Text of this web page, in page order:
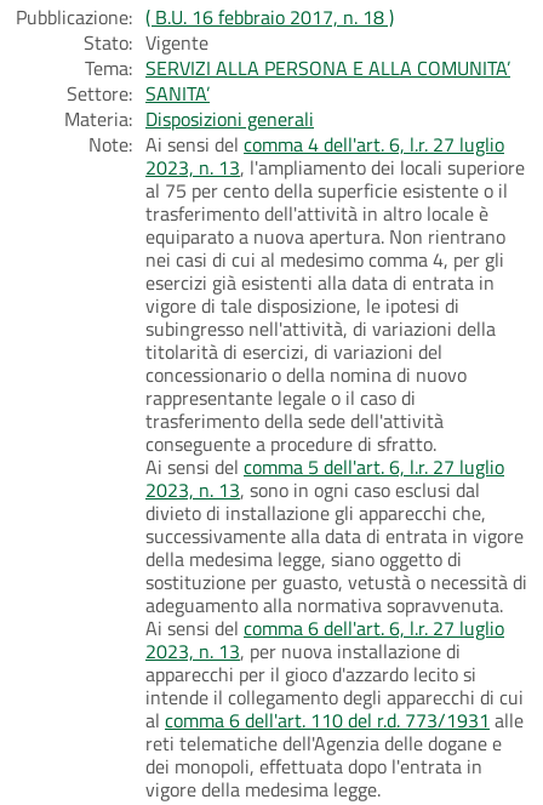
Pubblicazione: ( B.U. 16 febbraio 2017, n. 18 )
Stato: Vigente
Tema: SERVIZI ALLA PERSONA E ALLA COMUNITA’
Settore: SANITA’
Materia: Disposizioni generali
Note: Ai sensi del comma 4 dell'art. 6, l.r. 27 luglio
2023, n. 13, l'ampliamento dei locali superiore
al 75 per cento della superficie esistente o il
trasferimento dell'attività in altro locale è
equiparato a nuova apertura. Non rientrano
nei casi di cui al medesimo comma 4, per gli
esercizi già esistenti alla data di entrata in
vigore di tale disposizione, le ipotesi di
subingresso nell'attività, di variazioni della
titolarità di esercizi, di variazioni del
concessionario o della nomina di nuovo
rappresentante legale o il caso di
trasferimento della sede dell'attività
conseguente a procedure di sfratto.
Ai sensi del comma 5 dell'art. 6, l.r. 27 luglio
2023, n. 13, sono in ogni caso esclusi dal
divieto di installazione gli apparecchi che,
successivamente alla data di entrata in vigore
della medesima legge, siano oggetto di
sostituzione per guasto, vetustà o necessità di
adeguamento alla normativa sopravvenuta.
Ai sensi del comma 6 dell'art. 6, l.r. 27 luglio
2023, n. 13, per nuova installazione di
apparecchi per il gioco d'azzardo lecito si
intende il collegamento degli apparecchi di cui
al comma 6 dell'art. 110 del r.d. 773/1931 alle
reti telematiche dell'Agenzia delle dogane e
dei monopoli, effettuata dopo l'entrata in
vigore della medesima legge.